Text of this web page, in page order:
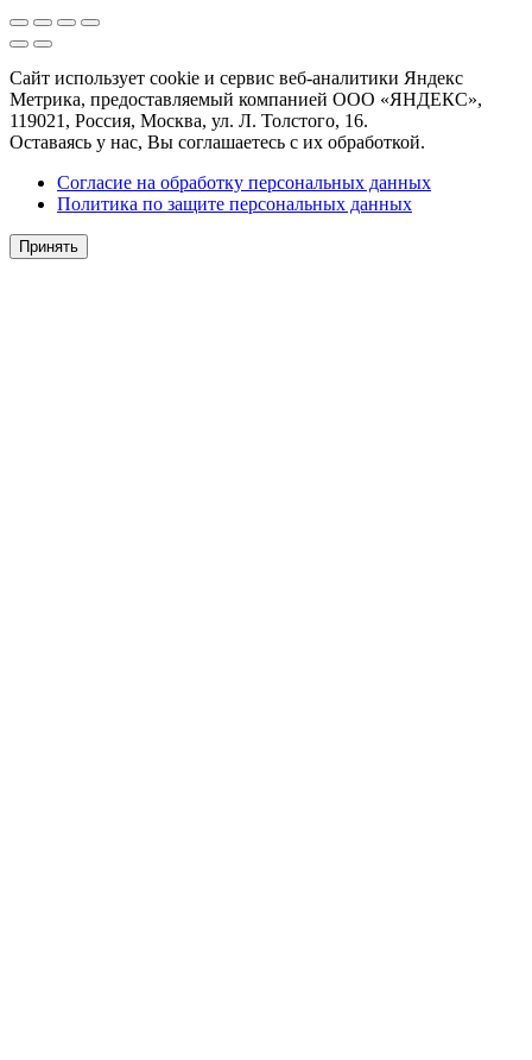
Сайт использует cookie и сервис веб-аналитики Яндекс
Метрика, предоставляемый компанией ООО «ЯНДЕКС»,
119021, Россия, Москва, ул. Л. Толстого, 16.
Оставаясь у нас, Вы соглашаетесь с их обработкой.
Согласие на обработку персональных данных
Политика по защите персональных данных
Принять